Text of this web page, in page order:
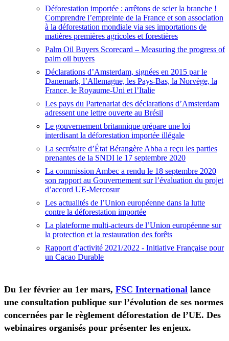
Déforestation importée : arrêtons de scier la branche !
Comprendre l’empreinte de la France et son association
à la déforestation mondiale via ses importations de
matières premières agricoles et forestières
Palm Oil Buyers Scorecard – Measuring the progress of
palm oil buyers
Déclarations d’Amsterdam, signées en 2015 par le
Danemark, l’Allemagne, les Pays-Bas, la Norvège, la
France, le Royaume-Uni et l’Italie
Les pays du Partenariat des déclarations d’Amsterdam
adressent une lettre ouverte au Brésil
Le gouvernement britannique prépare une loi
interdisant la déforestation importée illégale
La secrétaire d’État Bérangère Abba a reçu les parties
prenantes de la SNDI le 17 septembre 2020
La commission Ambec a rendu le 18 septembre 2020
son rapport au Gouvernement sur l’évaluation du projet
d’accord UE-Mercosur
Les actualités de l’Union européenne dans la lutte
contre la déforestation importée
La plateforme multi-acteurs de l’Union européenne sur
la protection et la restauration des forêts
Rapport d’activité 2021/2022 - Initiative Française pour
un Cacao Durable
Du 1er février au 1er mars, FSC International lance
une consultation publique sur l’évolution de ses normes
concernées par le règlement déforestation de l’UE. Des
webinaires organisés pour présenter les enjeux.